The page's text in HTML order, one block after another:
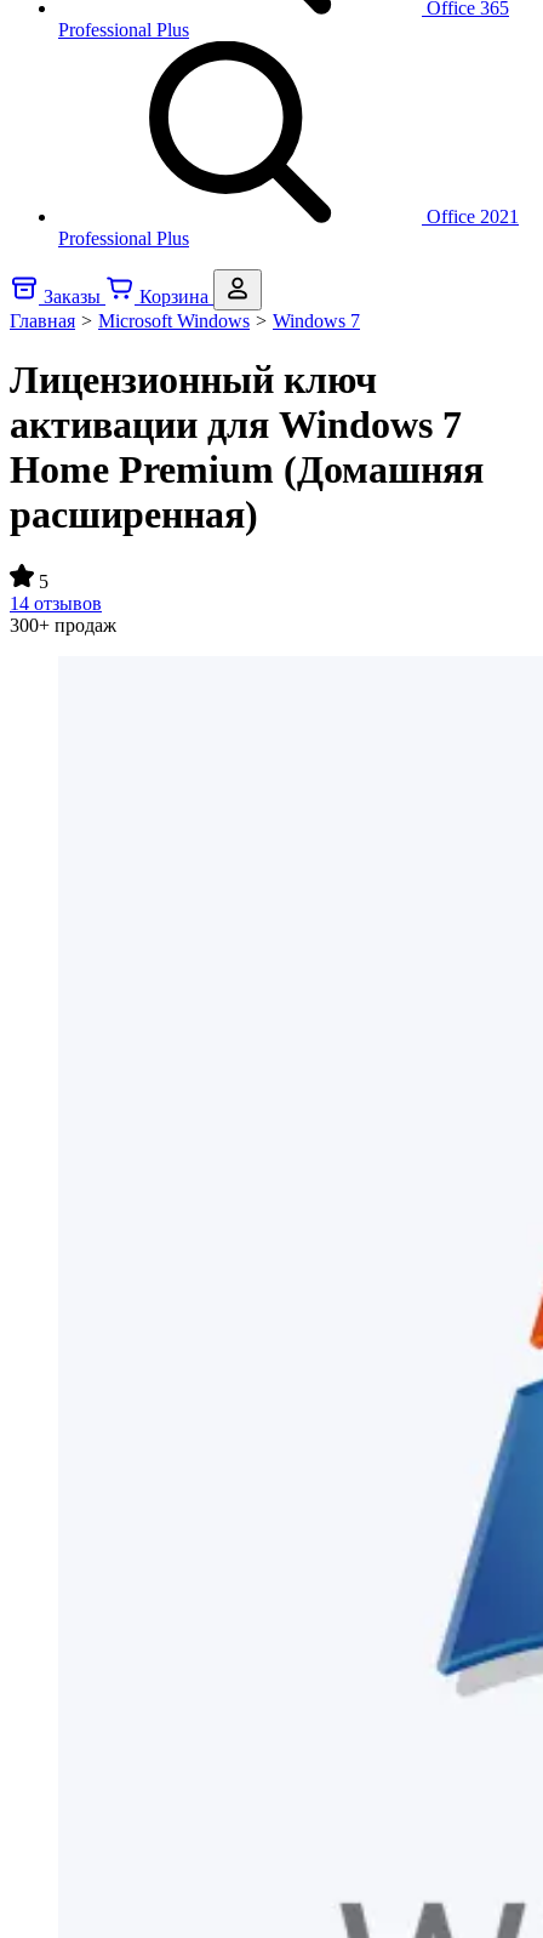
Office 365
Professional Plus
Office 2021
Professional Plus
Заказы
Корзина
Главная > Microsoft Windows > Windows 7
Лицензионный ключ
активации для Windows 7
Home Premium (Домашняя
расширенная)
5
14 отзывов
300+ продаж